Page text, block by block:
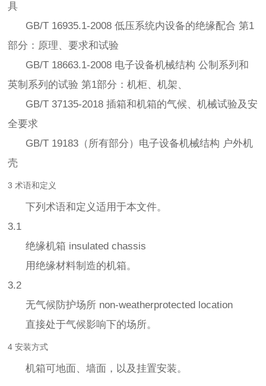
具
GB/T 16935.1-2008 低压系统内设备的绝缘配合 第1
部分：原理、要求和试验
GB/T 18663.1-2008 电子设备机械结构 公制系列和
英制系列的试验 第1部分：机柜、机架、
GB/T 37135-2018 插箱和机箱的气候、机械试验及安
全要求
GB/T 19183（所有部分）电子设备机械结构 户外机
壳
3 术语和定义
下列术语和定义适用于本文件。
3.1
绝缘机箱 insulated chassis
用绝缘材料制造的机箱。
3.2
无气候防护场所 non-weatherprotected location
直接处于气候影响下的场所。
4 安装方式
机箱可地面、墙面，以及挂置安装。